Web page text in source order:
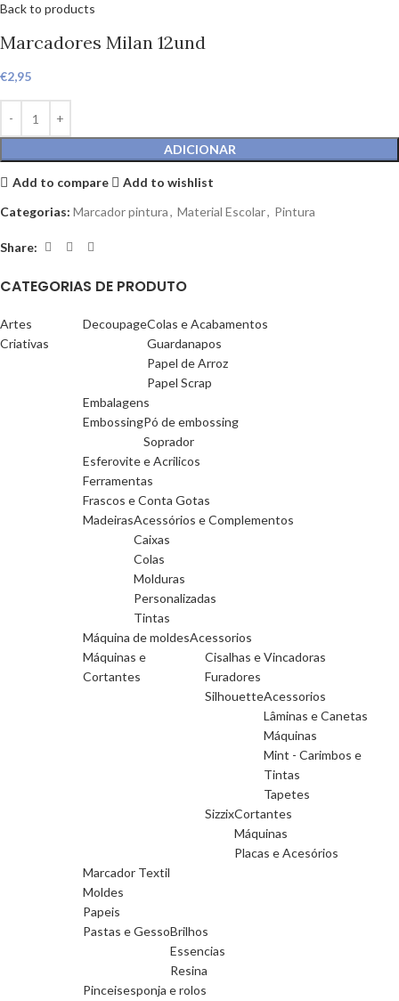
Back to products
Marcadores Milan 12und
€2,95
ADICIONAR
Add to compare
Add to wishlist
Categorias: Marcador pintura, Material Escolar, Pintura
Share:
CATEGORIAS DE PRODUTO
Artes
Criativas
DecoupageColas e Acabamentos
Guardanapos
Papel de Arroz
Papel Scrap
Embalagens
EmbossingPó de embossing
Soprador
Esferovite e Acrilicos
Ferramentas
Frascos e Conta Gotas
MadeirasAcessórios e Complementos
Caixas
Colas
Molduras
Personalizadas
Tintas
Máquina de moldesAcessorios
Máquinas e
Cortantes
Cisalhas e Vincadoras
Furadores
SilhouetteAcessorios
Lâminas e Canetas
Máquinas
Mint - Carimbos e
Tintas
Tapetes
SizzixCortantes
Máquinas
Placas e Acesórios
Marcador Textil
Moldes
Papeis
Pastas e GessoBrilhos
Essencias
Resina
Pinceisesponja e rolos